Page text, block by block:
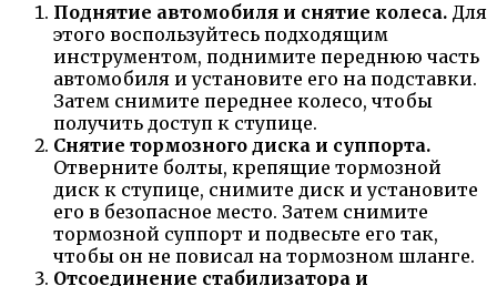
Поднятие автомобиля и снятие колеса. Для
этого воспользуйтесь подходящим
инструментом, поднимите переднюю часть
автомобиля и установите его на подставки.
Затем снимите переднее колесо, чтобы
получить доступ к ступице.
Снятие тормозного диска и суппорта.
Отверните болты, крепящие тормозной
диск к ступице, снимите диск и установите
его в безопасное место. Затем снимите
тормозной суппорт и подвесьте его так,
чтобы он не повисал на тормозном шланге.
Отсоединение стабилизатора и